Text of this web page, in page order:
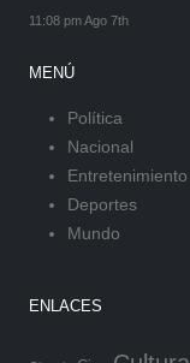
11:08 pm Ago 7th
MENÚ
Política
Nacional
Entretenimiento
Deportes
Mundo
ENLACES